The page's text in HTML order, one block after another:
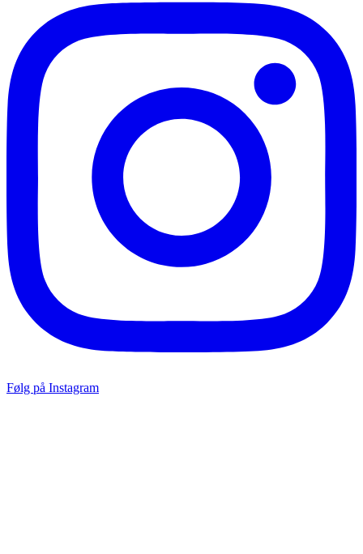
Følg på Instagram